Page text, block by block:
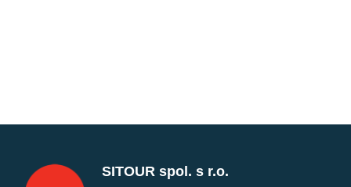
SITOUR spol. s r.o.